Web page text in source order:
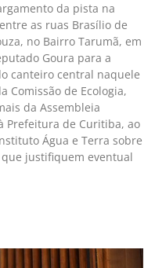
da pista na
as ruas Brasílio de
no Bairro Tarumã, em
Goura para a
canteiro central naquele
Comissão de Ecologia,
da Assembleia
Prefeitura de Curitiba, ao
Água e Terra sobre
justifiquem eventual